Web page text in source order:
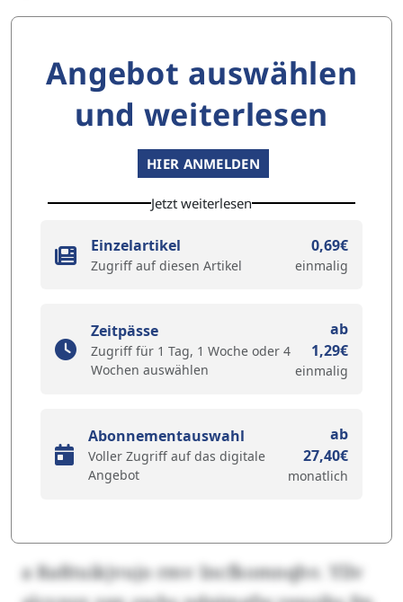
Angebot auswählen
und weiterlesen
HIER ANMELDEN
Jetzt weiterlesen
Einzelartikel
Zugriff auf diesen Artikel
0,69€
einmalig
Zeitpässe
Zugriff für 1 Tag, 1 Woche oder 4
Wochen auswählen
ab
1,29€
einmalig
Abonnementauswahl
Voller Zugriff auf das digitale
Angebot
ab
27,40€
monatlich
a Raßtuikjvujo rmv Incfkomnqhv. Yllv